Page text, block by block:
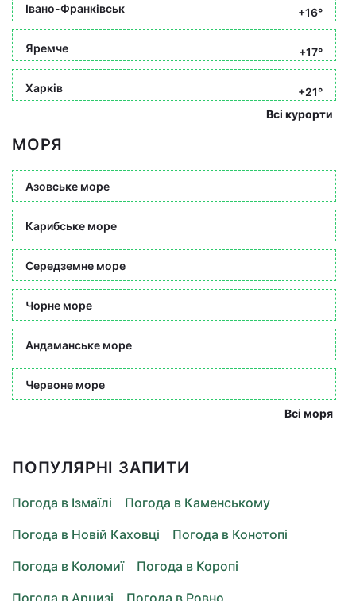
Івано-Франківськ +16°
Яремче +17°
Харків
+21°
Всі курорти
МОРЯ
Азовське море
Карибське море
Середземне море
Чорне море
Андаманське море
Червоне море
Всі моря
ПОПУЛЯРНІ ЗАПИТИ
Погода в Ізмаїлі
Погода в Каменському
Погода в Новій Каховці
Погода в Конотопі
Погода в Коломиї
Погода в Коропі
Погода в Арцизі
Погода в Ровно